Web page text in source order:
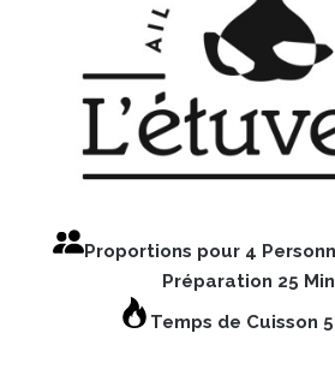
Proportions pour 4
Préparation 25
Temps de Cuisson